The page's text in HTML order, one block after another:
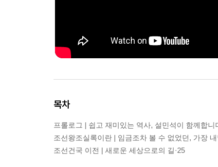
목차
프롤로그 | 쉽고 재미있는 역사, 설민석이 함께합니
조선왕조실록이란 | 임금조차 볼 수 없었던, 가장 내
조선건국 이전 | 새로운 세상으로의 길·25